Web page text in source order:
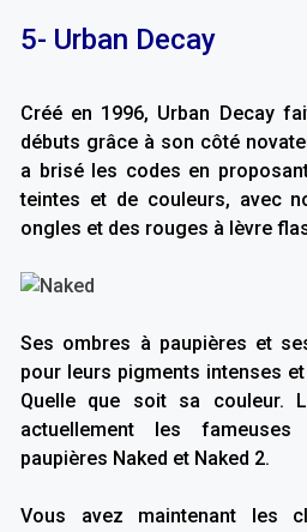
5- Urban Decay
Créé en 1996, Urban Decay
débuts grâce à son côté
a brisé les codes en
teintes et de couleurs, avec
ongles et des rouges à lèvre
Ses ombres à paupières et
pour leurs pigments intenses
Quelle que soit sa couleur.
actuellement les fameuses
paupières Naked et Naked 2.
Vous avez maintenant les